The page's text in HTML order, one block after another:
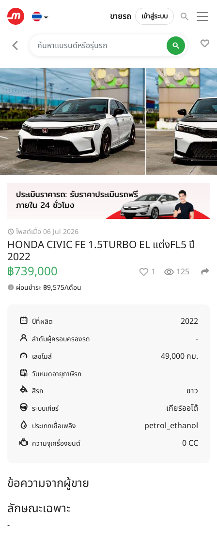
ขายรถ เข้าสู่ระบบ
โพสต์เมื่อ 06 Jul 2026
HONDA CIVIC FE 1.5TURBO EL แต่งFL5 ปี
2022
฿739,000 1 125
ผ่อนชำระ ฿9,575/เดือน
ปีที่ผลิต 2022
ลำดับผู้ครอบครองรถ -
เลขไมล์ 49,000 กม.
วันหมดอายุภาษีรถ
สีรถ
ขาว
ระบบเกียร์ เกียร์ออโต้
ประเภทเชื้อเพลิง petrol_ethanol
ความจุเครื่องยนต์ 0 CC
ข้อความจากผู้ขาย
ลักษณะเฉพาะ
-